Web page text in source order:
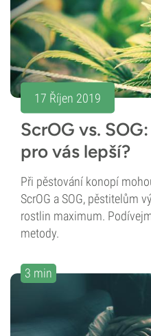
17 Říjen 2019
ScrOG vs.
pro vás lepší?
Při pěstování konopí
ScrOG a SOG, pěstitelům
rostlin maximum.
metody.
3 min